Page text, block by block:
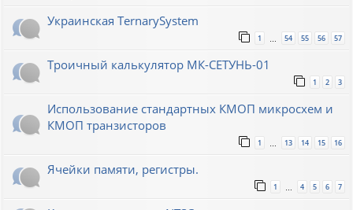
Украинская TernarySystem
1 54 55 56 57
Троичный калькулятор МК-СЕТУНЬ-01
1 2 3
Использование стандартных КМОП микросхем и
КМОП транзисторов
1 13 14 15 16
Ячейки памяти, регистры.
1 4 5 6 7